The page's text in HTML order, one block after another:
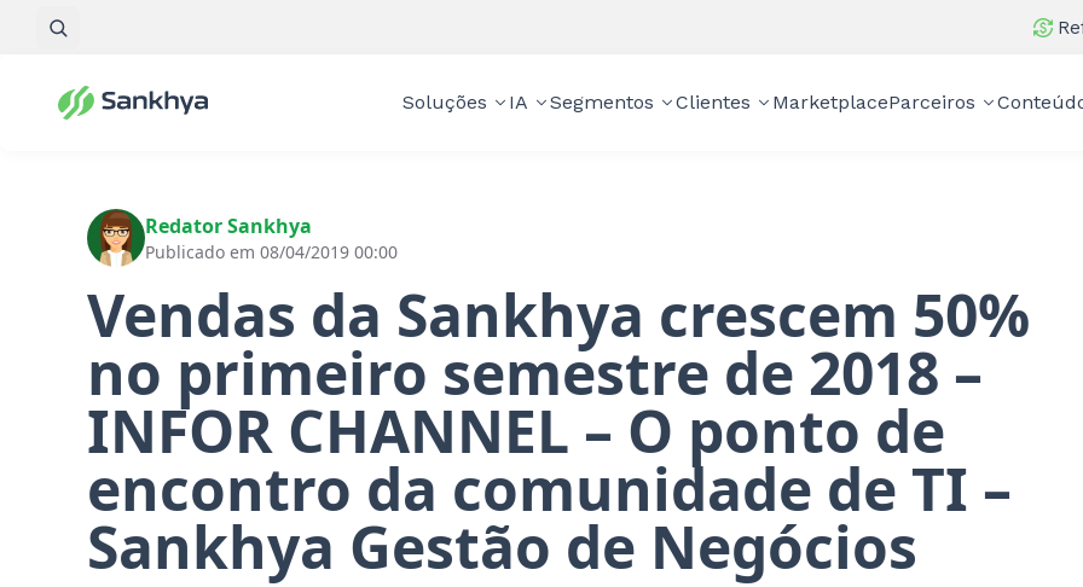
Soluções IA Segmentos Clientes MarketplaceParceiros
Redator Sankhya
Publicado em 08/04/2019 00:00
Vendas da Sankhya crescem 50%
no primeiro semestre de 2018 –
INFOR CHANNEL – O ponto de
encontro da comunidade de TI –
Sankhya Gestão de Negócios